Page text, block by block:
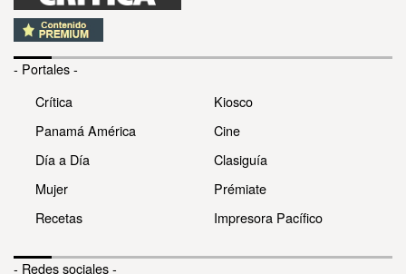
- Portales -
Crítica
Panamá América
Día a Día
Mujer
Recetas
Kiosco
Cine
Clasiguía
Prémiate
Impresora Pacífico
- Redes sociales -